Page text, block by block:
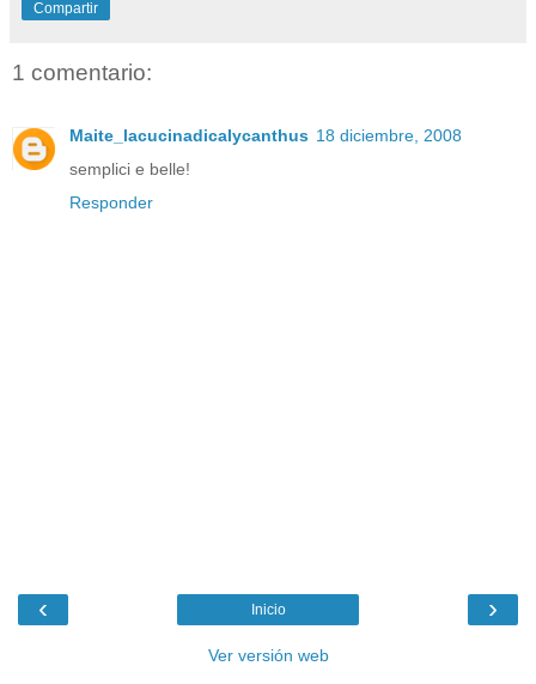
Compartir
1 comentario:
Maite_lacucinadicalycanthus 18 diciembre, 2008
semplici e belle!
Responder
‹ ›
Inicio
Ver versión web